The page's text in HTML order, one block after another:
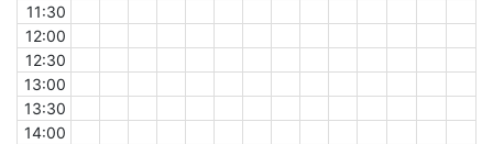
11:30
12:00
12:30
13:00
13:30
14:00